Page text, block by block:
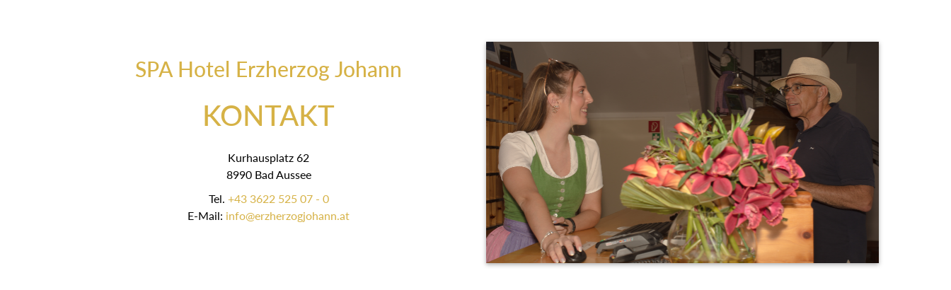
SPA Hotel Erzherzog Johann
KONTAKT
Kurhausplatz 62
8990 Bad Aussee
Tel. +43 3622 525 07 - 0
E-Mail: info@erzherzogjohann.at